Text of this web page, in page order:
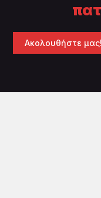
Ακολουθήστε μας!